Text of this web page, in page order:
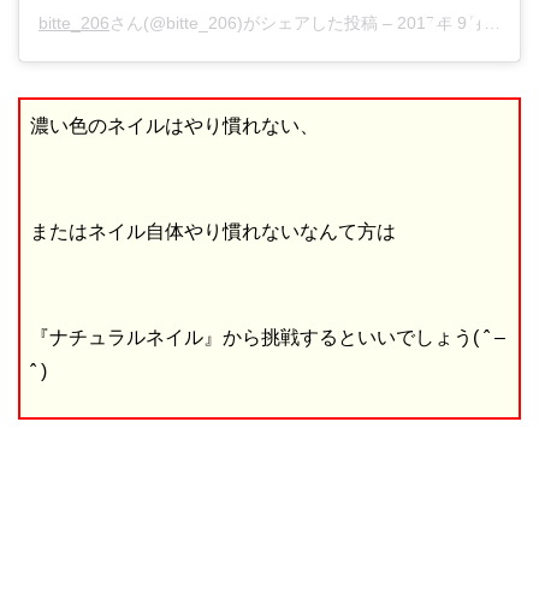
bitte_206さん(@bitte_206)がシェアした投稿 – 2017年 9月月18日午後4時36分PDT
濃い色のネイルはやり慣れない、
またはネイル自体やり慣れないなんて方は
『ナチュラルネイル』から挑戦するといいでしょう( ˆ –
ˆ )